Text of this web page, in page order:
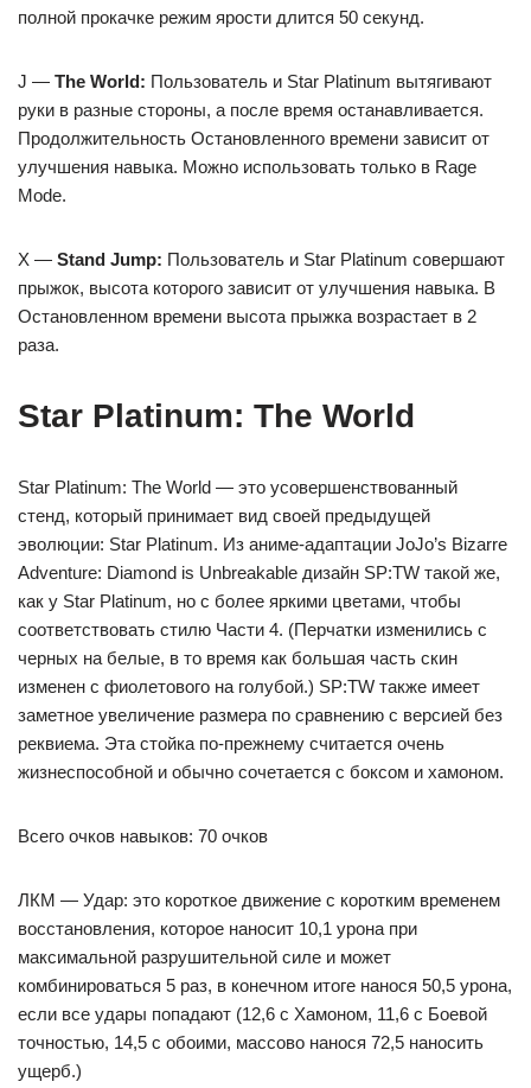
полной прокачке режим ярости длится 50 секунд.
J — The World: Пользователь и Star Platinum вытягивают
руки в разные стороны, а после время останавливается.
Продолжительность Остановленного времени зависит от
улучшения навыка. Можно использовать только в Rage
Mode.
Х — Stand Jump: Пользователь и Star Platinum совершают
прыжок, высота которого зависит от улучшения навыка. В
Остановленном времени высота прыжка возрастает в 2
раза.
Star Platinum: The World
Star Platinum: The World — это усовершенствованный
стенд, который принимает вид своей предыдущей
эволюции: Star Platinum. Из аниме-адаптации JoJo’s Bizarre
Adventure: Diamond is Unbreakable дизайн SP:TW такой же,
как у Star Platinum, но с более яркими цветами, чтобы
соответствовать стилю Части 4. (Перчатки изменились с
черных на белые, в то время как большая часть скин
изменен с фиолетового на голубой.) SP:TW также имеет
заметное увеличение размера по сравнению с версией без
реквиема. Эта стойка по-прежнему считается очень
жизнеспособной и обычно сочетается с боксом и хамоном.
Всего очков навыков: 70 очков
ЛКМ — Удар: это короткое движение с коротким временем
восстановления, которое наносит 10,1 урона при
максимальной разрушительной силе и может
комбинироваться 5 раз, в конечном итоге нанося 50,5 урона,
если все удары попадают (12,6 с Хамоном, 11,6 с Боевой
точностью, 14,5 с обоими, массово нанося 72,5 наносить
ущерб.)